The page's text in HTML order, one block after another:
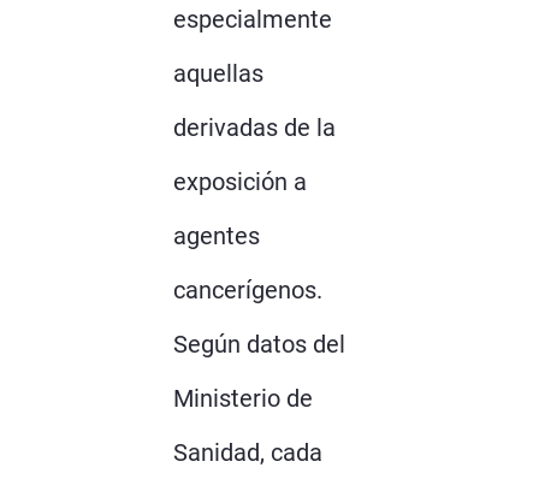
especialmente
aquellas
derivadas de la
exposición a
agentes
cancerígenos.
Según datos del
Ministerio de
Sanidad, cada